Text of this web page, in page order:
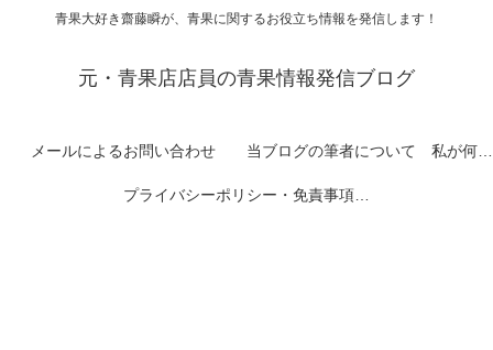
青果大好き齋藤瞬が、青果に関するお役立ち情報を発信します！
元・青果店店員の青果情報発信ブログ
メールによるお問い合わせ 当ブログの筆者について 私が何者なのかを紹介します
プライバシーポリシー・免責事項など